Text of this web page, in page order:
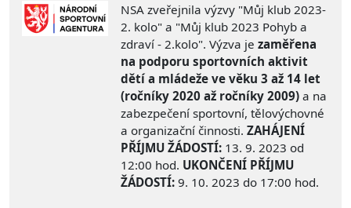
NSA zveřejnila výzvy "Můj klub 2023-
2. kolo" a "Můj klub 2023 Pohyb a
zdraví - 2.kolo". Výzva je zaměřena
na podporu sportovních aktivit
dětí a mládeže ve věku 3 až 14 let
(ročníky 2020 až ročníky 2009) a na
zabezpečení sportovní, tělovýchovné
a organizační činnosti. ZAHÁJENÍ
PŘÍJMU ŽÁDOSTÍ: 13. 9. 2023 od
12:00 hod. UKONČENÍ PŘÍJMU
ŽÁDOSTÍ: 9. 10. 2023 do 17:00 hod.